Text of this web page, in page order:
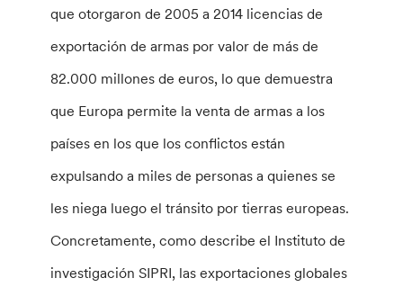
que otorgaron de 2005 a 2014 licencias de
exportación de armas por valor de más de
82.000 millones de euros, lo que demuestra
que Europa permite la venta de armas a los
países en los que los conflictos están
expulsando a miles de personas a quienes se
les niega luego el tránsito por tierras europeas.
Concretamente, como describe el Instituto de
investigación SIPRI, las exportaciones globales